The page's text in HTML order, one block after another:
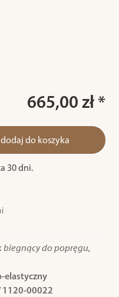
665,00 zł *
dodaj do koszyka
30 dni.
biegnący do popręgu,
elastyczny
1120-00022